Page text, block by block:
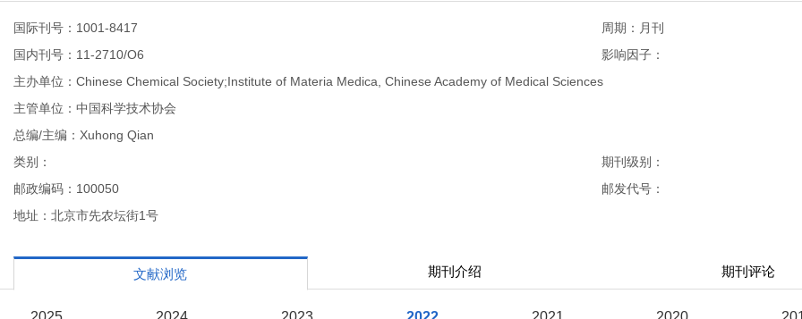
国际刊号：1001-8417
周期：月刊
国内刊号：11-2710/O6
影响因子：
主办单位：Chinese Chemical Society;Institute of Materia Medica, Chinese Academy of Medical Sciences
主管单位：中国科学技术协会
总编/主编：Xuhong Qian
类别：
期刊级别：
邮政编码：100050
邮发代号：
地址：北京市先农坛街1号
文献浏览 期刊介绍 期刊评论